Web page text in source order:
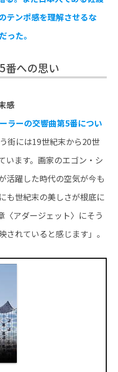
テンポ感を理解させるな
った。
番への思い
感
ラーの交響曲第5番につい
街には19世紀末から20世
います。画家のエゴン・シ
活躍した時代の空気が今も
も世紀末の美しさが根底に
〈アダージェット〉にそう
されていると感じます」。